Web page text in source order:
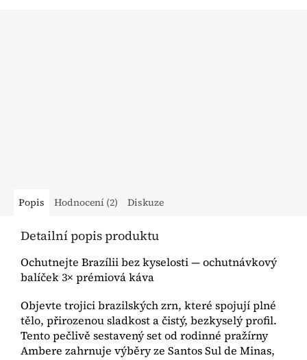
Popis Hodnocení (2) Diskuze
Detailní popis produktu
Ochutnejte Brazílii bez kyselosti — ochutnávkový
balíček 3× prémiová káva
Objevte trojici brazilských zrn, které spojují plné
tělo, přirozenou sladkost a čistý, bezkyselý profil.
Tento pečlivě sestavený set od rodinné pražírny
Ambere zahrnuje výběry ze Santos Sul de Minas,